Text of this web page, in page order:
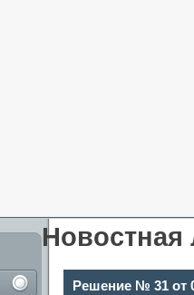
Новостная
Решение № 31 от